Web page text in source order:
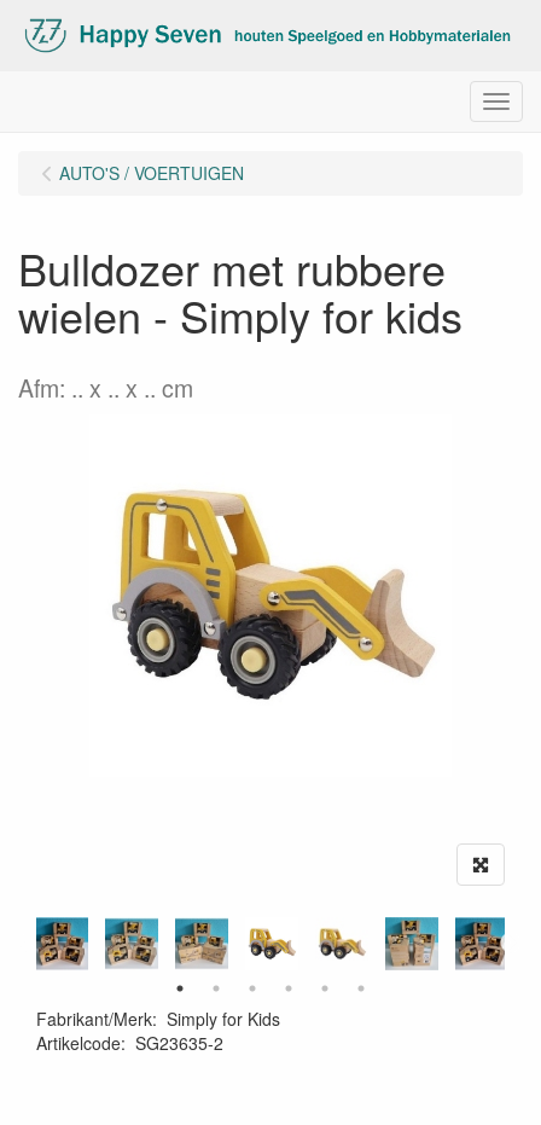
Menu
AUTO'S / VOERTUIGEN
Bulldozer met rubbere
wielen - Simply for kids
Afm: .. x .. x .. cm
Fabrikant/Merk: Simply for Kids
Artikelcode: SG23635-2